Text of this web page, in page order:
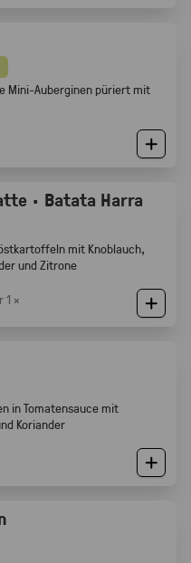
Mini-Auberginen püriert mit
· Batata Harra
mit Knoblauch,
und Zitrone
1 ×
in Tomatensauce mit
Koriander